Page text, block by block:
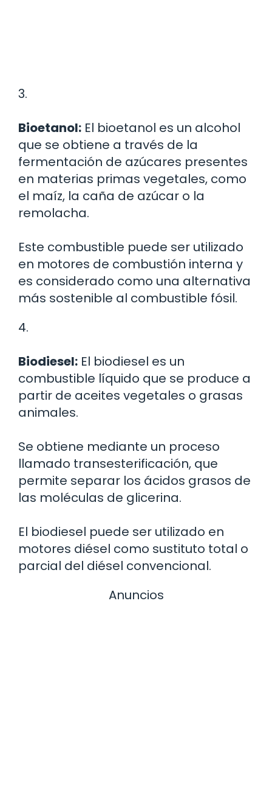
3.
Bioetanol: El bioetanol es un alcohol
que se obtiene a través de la
fermentación de azúcares presentes
en materias primas vegetales, como
el maíz, la caña de azúcar o la
remolacha.
Este combustible puede ser utilizado
en motores de combustión interna y
es considerado como una alternativa
más sostenible al combustible fósil.
4.
Biodiesel: El biodiesel es un
combustible líquido que se produce a
partir de aceites vegetales o grasas
animales.
Se obtiene mediante un proceso
llamado transesterificación, que
permite separar los ácidos grasos de
las moléculas de glicerina.
El biodiesel puede ser utilizado en
motores diésel como sustituto total o
parcial del diésel convencional.
Anuncios